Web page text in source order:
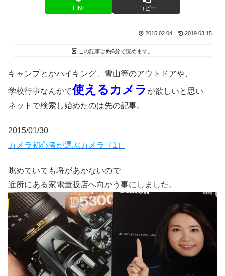
LINE コピー
2015.02.04 2019.03.15
この記事は約6分で読めます。
キャンプとかハイキング、雪山等のアウトドアや、
学校行事なんかで使えるカメラ が欲しいと思い
ネットで検索し始めたのは先の記事。
2015/01/30
カメラ初心者が選ぶカメラ（1）
眺めていても埒があかないので
近所にある家電量販店へ向かう事にしました。